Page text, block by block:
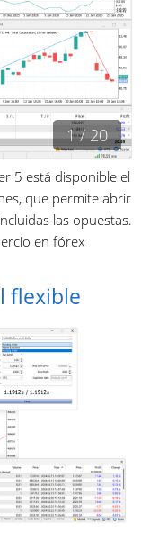
1 / 20
5 está disponible el
que permite abrir
las opuestas.
en fórex
flexible